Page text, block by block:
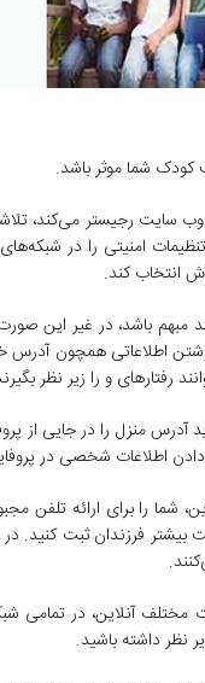
کودک شما موثر باشد.
سایت رجیستر می‌کند،
امنیتی را در
انتخاب کند.
مبهم باشد، در غیر این
اطلاعاتی همچون آدرس
رفتارهای و را زیر نظر
آدرس منزل را در جایی از
دادن اطلاعات شخصی در
شما را برای ارائه تلفن
بیشتر فرزندان ثبت کنید.
مختلف آنلاین، در
نظر داشته باشید.